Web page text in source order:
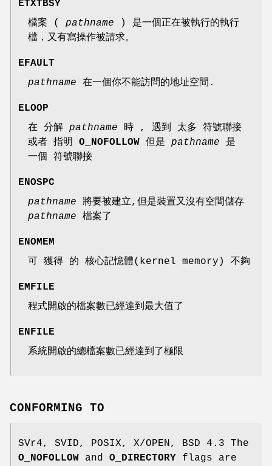
ETXTBSY
檔案 ( pathname ) 是一個正在被執行的執行
檔，又有寫操作被請求。
EFAULT
pathname 在一個你不能訪問的地址空間.
ELOOP
在 分解 pathname 時 , 遇到 太多 符號聯接
或者 指明 O_NOFOLLOW 但是 pathname 是
一個 符號聯接
ENOSPC
pathname 將要被建立,但是裝置又沒有空間儲存
pathname 檔案了
ENOMEM
可 獲得 的 核心記憶體(kernel memory) 不夠
EMFILE
程式開啟的檔案數已經達到最大值了
ENFILE
系統開啟的總檔案數已經達到了極限
CONFORMING TO
SVr4, SVID, POSIX, X/OPEN, BSD 4.3 The
O_NOFOLLOW and O_DIRECTORY flags are